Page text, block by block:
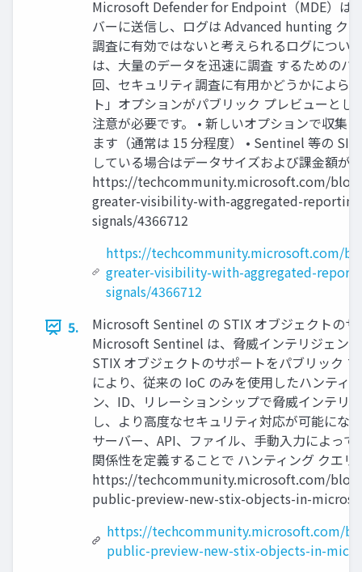
Microsoft Defender for Endpoint（MDE）は
バーに送信し、ログは Advanced hunting ク
調査に有効ではないと考えられるログについ
は、大量のデータを迅速に調査 するための
回、セキュリティ調査に有用かどうかによら
ト」オプションがパブリック プレビューと
注意が必要です。 • 新しいオプションで収集
ます（通常は 15 分程度） • Sentinel 等の
している場合はデータサイズおよび課金額が
https://techcommunity.microsoft.com/
greater-visibility-with-aggregated-
signals/4366712
https://techcommunity.microsoft.com/
greater-visibility-with-aggregated-
signals/4366712
5.
Microsoft Sentinel の STIX オブジェクトの
Microsoft Sentinel は、脅威インテリジェン
STIX オブジェクトのサポートをパブリック
により、従来の IoC のみを使用したハンティ
ン、ID、リレーションシップで脅威インテリ
し、より高度なセキュリティ対応が可能にな
サーバー、API、ファイル、手動入力によっ
関係性を定義することで ハンティング クエ
https://techcommunity.microsoft.com/
public-preview-new-stix-objects-in-
https://techcommunity.microsoft.com/
public-preview-new-stix-objects-in-